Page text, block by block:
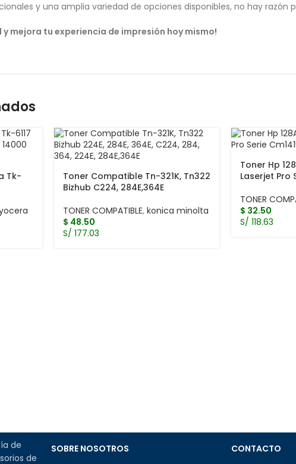
y una amplia variedad de opciones disponibles, no hay
mejora tu experiencia de impresión hoy mismo!
Tk-
Toner Compatible Tn-321K, Tn322
Bizhub C224, 284E,364E
TONER COMPATIBLE, konica minolta
$ 48.50
S/ 177.03
Toner Hp
Laserjet Pro
TONER
$ 32.50
S/ 118.63
de
de
SOBRE NOSOTROS
CONTACTO